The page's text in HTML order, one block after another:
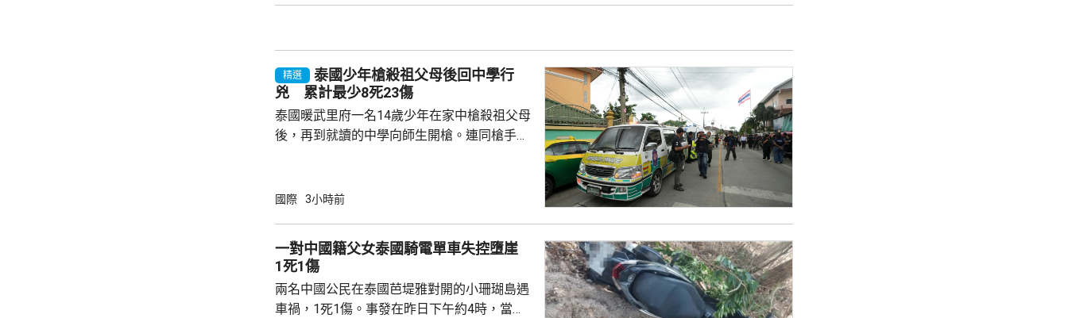
精選
泰國少年槍殺祖父母後回中學行
兇 累計最少8死23傷
泰國暖武里府一名14歲少年在家中槍殺祖父母
後，再到就讀的中學向師生開槍。連同槍手在
當地警方指，槍手早上先在家中，用祖父的9
槍手曾在課室外的走廊行過，亦有人拍到他為
手槍換子彈。校方事後疏散學生，警方圍封校
園，共檢獲34發子彈和2個備...
國際 3小時前
一對中國籍父女泰國騎電單車失控墮崖
1死1傷
兩名中國公民在泰國芭堤雅對開的小珊瑚島遇
車禍，1死1傷。事發在昨日下午約4時，當地